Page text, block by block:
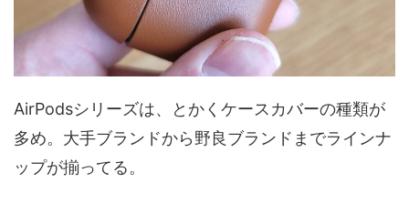
AirPodsシリーズは、とかくケースカバーの種類が
多め。大手ブランドから野良ブランドまでラインナ
ップが揃ってる。